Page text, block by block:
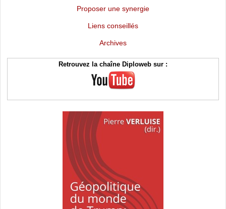
Proposer une synergie
Liens conseillés
Archives
Retrouvez la chaîne Diploweb sur :